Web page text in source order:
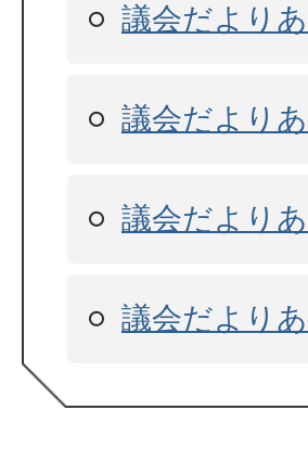
議会だより
議会だより
議会だより
議会だより